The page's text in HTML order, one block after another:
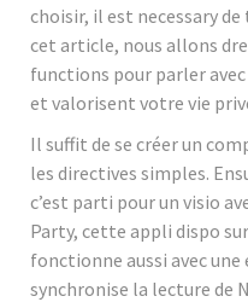
choisir, il est necessary
cet article, nous allons
functions pour parler
et valorisent votre vie
Il suffit de se créer un
les directives simples.
c’est parti pour un visio
Party, cette appli dispo
fonctionne aussi avec
synchronise la lecture de